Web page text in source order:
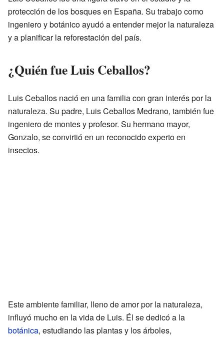
protección de los bosques en España. Su trabajo como
ingeniero y botánico ayudó a entender mejor la naturaleza
y a planificar la reforestación del país.
¿Quién fue Luis Ceballos?
Luis Ceballos nació en una familia con gran interés por la
naturaleza. Su padre, Luis Ceballos Medrano, también fue
ingeniero de montes y profesor. Su hermano mayor,
Gonzalo, se convirtió en un reconocido experto en
insectos.
Este ambiente familiar, lleno de amor por la naturaleza,
influyó mucho en la vida de Luis. Él se dedicó a la
botánica, estudiando las plantas y los árboles,